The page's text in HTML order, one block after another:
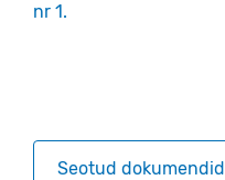
nr 1.
Seotud dokumendid